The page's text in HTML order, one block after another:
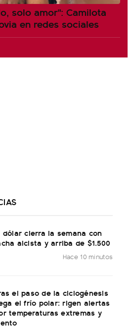
solo amor": Camilota
en redes sociales
dólar cierra la semana con
alcista y arriba de $1.500
Hace 10 minutos
el paso de la ciclogénesis
el frío polar: rigen alertas
temperaturas extremas y